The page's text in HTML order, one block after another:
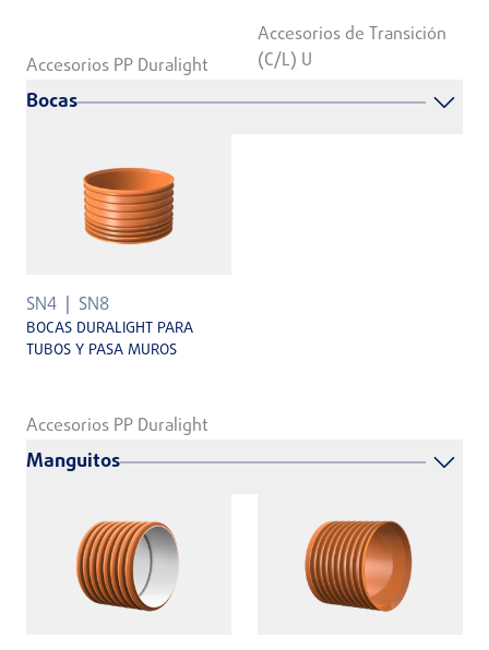
Accesorios PP Duralight
Accesorios de Transición
(C/L) U
Bocas
SN4 SN8
BOCAS DURALIGHT PARA
TUBOS Y PASA MUROS
Accesorios PP Duralight
Manguitos